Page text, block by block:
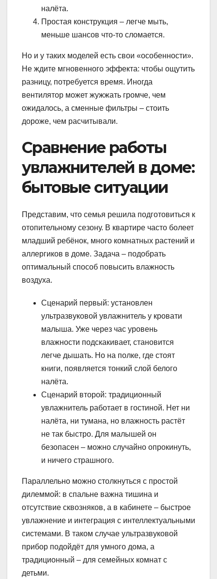
налёта.
Простая конструкция – легче мыть,
меньше шансов что-то сломается.
Но и у таких моделей есть свои «особенности».
Не ждите мгновенного эффекта: чтобы ощутить
разницу, потребуется время. Иногда
вентилятор может жужжать громче, чем
ожидалось, а сменные фильтры – стоить
дороже, чем расчитывали.
Сравнение работы
увлажнителей в доме:
бытовые ситуации
Представим, что семья решила подготовиться к
отопительному сезону. В квартире часто болеет
младший ребёнок, много комнатных растений и
аллергиков в доме. Задача – подобрать
оптимальный способ повысить влажность
воздуха.
Сценарий первый: установлен
ультразвуковой увлажнитель у кровати
малыша. Уже через час уровень
влажности подскакивает, становится
легче дышать. Но на полке, где стоят
книги, появляется тонкий слой белого
налёта.
Сценарий второй: традиционный
увлажнитель работает в гостиной. Нет ни
налёта, ни тумана, но влажность растёт
не так быстро. Для малышей он
безопасен – можно случайно опрокинуть,
и ничего страшного.
Параллельно можно столкнуться с простой
дилеммой: в спальне важна тишина и
отсутствие сквозняков, а в кабинете – быстрое
увлажнение и интеграция с интеллектуальными
системами. В таком случае ультразвуковой
прибор подойдёт для умного дома, а
традиционный – для семейных комнат с
детьми.